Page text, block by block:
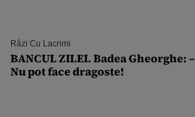
Râzi Cu Lacrimi
BANCUL ZILEI. Badea Gheorghe: –
Nu pot face dragoste!